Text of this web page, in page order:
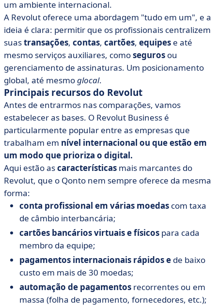
um ambiente internacional.
A Revolut oferece uma abordagem "tudo em um", e a
ideia é clara: permitir que os profissionais centralizem
suastransações, contas, cartões, equipes e até
mesmo serviços auxiliares, comoseguros ou
gerenciamento de assinaturas. Um posicionamento
global, até mesmoglocal.
Principais recursos do Revolut
Antes de entrarmos nas comparações, vamos
estabelecer as bases. O Revolut Business é
particularmente popular entre as empresas que
trabalham em nível internacional ou que estão em
um modo que prioriza o digital.
Aqui estão ascaracterísticas mais marcantes do
Revolut, que o Qonto nem sempre oferece da mesma
forma:
conta profissional em várias moedas com taxa
de câmbio interbancária;
cartões bancários virtuais e físicos para cada
membro da equipe;
pagamentos internacionais rápidos e de baixo
custo em mais de 30 moedas;
automação de pagamentos recorrentes ou em
massa (folha de pagamento, fornecedores, etc.);